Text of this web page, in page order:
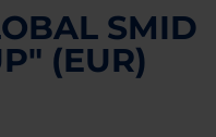
SMID
(EUR)